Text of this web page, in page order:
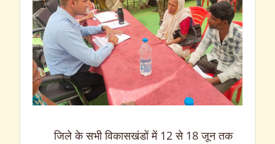
जिले के सभी विकासखंडों में 12 से 18 जून तक